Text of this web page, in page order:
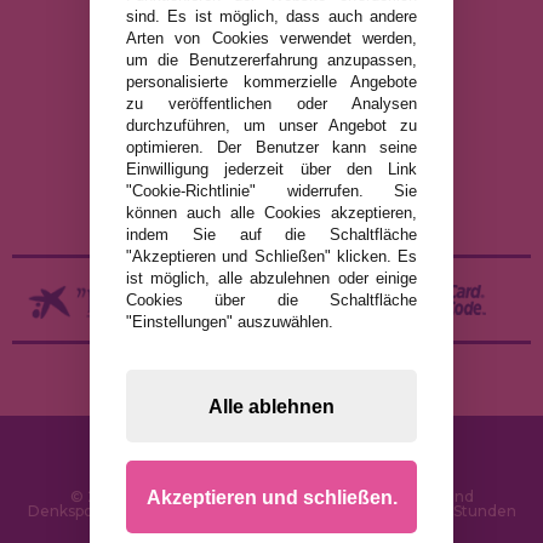
RECHTLICHE HINWEISE
DATENSCHUTZRICHTLINIE
COOKIE-RICHTLINIE
VERSAND UND RÜCKGABE
RÜCKGABE / WIDERRUF
© 2026 PuzzleLaden.de - Online-Shop für Puzzles und
Denksportaufgaben im Internet. Schnelle Lieferung in 24 Stunden
sind. Es ist möglich, dass auch andere
Arten von Cookies verwendet werden,
um die Benutzererfahrung anzupassen,
personalisierte kommerzielle Angebote
zu veröffentlichen oder Analysen
durchzuführen, um unser Angebot zu
optimieren. Der Benutzer kann seine
Einwilligung jederzeit über den Link
"Cookie-Richtlinie" widerrufen. Sie
können auch alle Cookies akzeptieren,
indem Sie auf die Schaltfläche
"Akzeptieren und Schließen" klicken. Es
ist möglich, alle abzulehnen oder einige
Cookies über die Schaltfläche
"Einstellungen" auszuwählen.
Alle ablehnen
Akzeptieren und schließen.